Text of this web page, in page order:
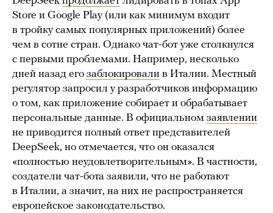
Store и Google Play (или как минимум входит
в тройку самых популярных приложений) более
чем в сотне стран. Однако чат-бот уже столкнулся
с первыми проблемами. Например, несколько
дней назад его заблокировали в Италии. Местный
регулятор запросил у разработчиков информацию
о том, как приложение собирает и обрабатывает
персональные данные. В официальном заявлении
не приводится полный ответ представителей
DeepSeek, но отмечается, что он оказался
«полностью неудовлетворительным». В частности,
создатели чат-бота заявили, что не работают
в Италии, а значит, на них не распространяется
европейское законодательство.